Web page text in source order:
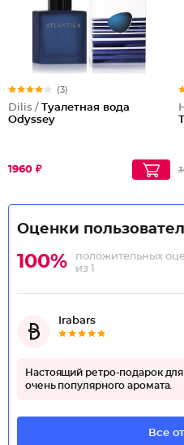
(3)
Dilis / Туалетная вода
Odyssey
1960 ₽
Оценки
100%
положительных
из 1
Irabars
Настоящий ретро-подарок
очень популярного аромата.
Все